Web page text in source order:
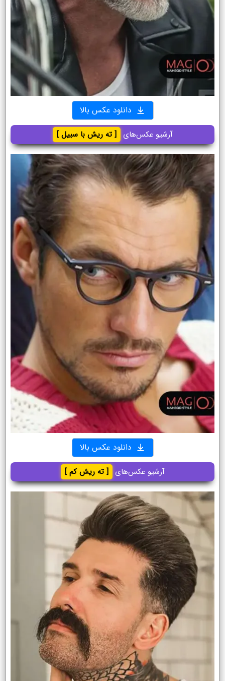
دانلود عکس بالا
آرشیو عکس‌های [ ته ریش با سبیل ]
دانلود عکس بالا
آرشیو عکس‌های [ ته ریش کم ]